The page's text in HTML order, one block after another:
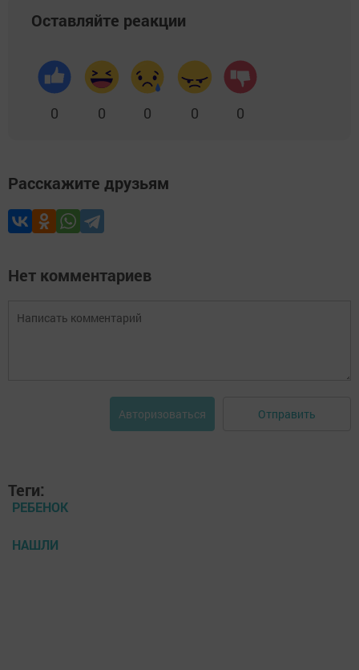
Оставляйте реакции
0 0 0 0 0
Расскажите друзьям
Нет комментариев
Авторизоваться Отправить
Теги:
РЕБЕНОК
НАШЛИ